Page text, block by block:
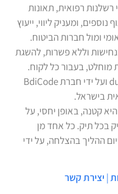
רפואית, תאונות
ומעניק ליווי, ייעוץ
ומול חברות הביטוח.
וללא פשרות, להשגת
מוחלט, בעבור כל לקוח.
משרד עו"ד פילו מדורג על ידי duns 100 ועל ידי חברת BdiCode
בישראל.
קטנה, באופן יחסי, על
בכל תיק. כל אחד מן
ההליך בהצלחה, על ידי
| יצירת קשר